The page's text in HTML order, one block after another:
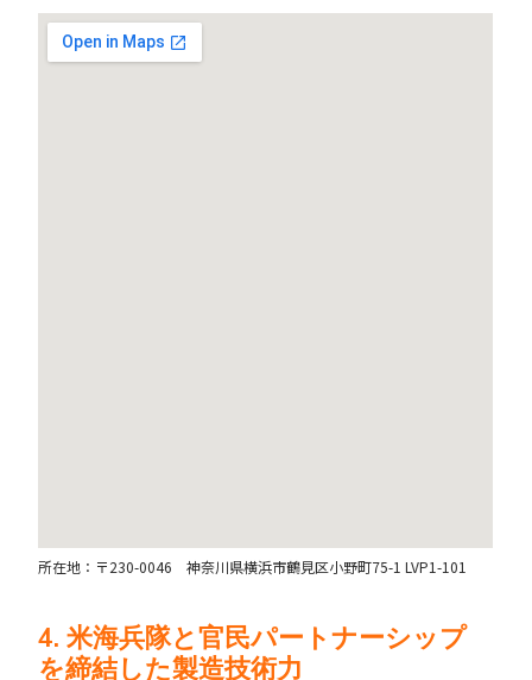
所在地：〒230-0046 神奈川県横浜市鶴見区小野町75-1 LVP1-101
4. 米海兵隊と官民パートナーシップ
を締結した製造技術力